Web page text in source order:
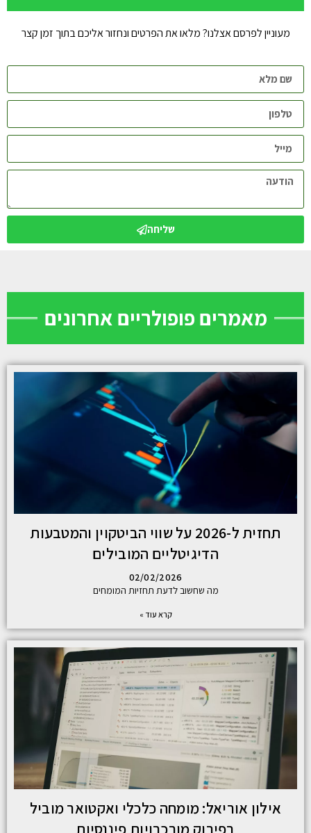
מעוניין לפרסם אצלנו? מלאו את הפרטים ונחזור אליכם בתוך זמן קצר
שליחה
מאמרים פופולריים אחרונים
תחזית ל-2026 על שווי הביטקוין והמטבעות
הדיגיטליים המובילים
02/02/2026
מה שחשוב לדעת תחזיות המומחים
קרא עוד »
אילון אוריאל: מומחה כלכלי ואקטואר מוביל
בפירוק מורכבויות פיננסיות